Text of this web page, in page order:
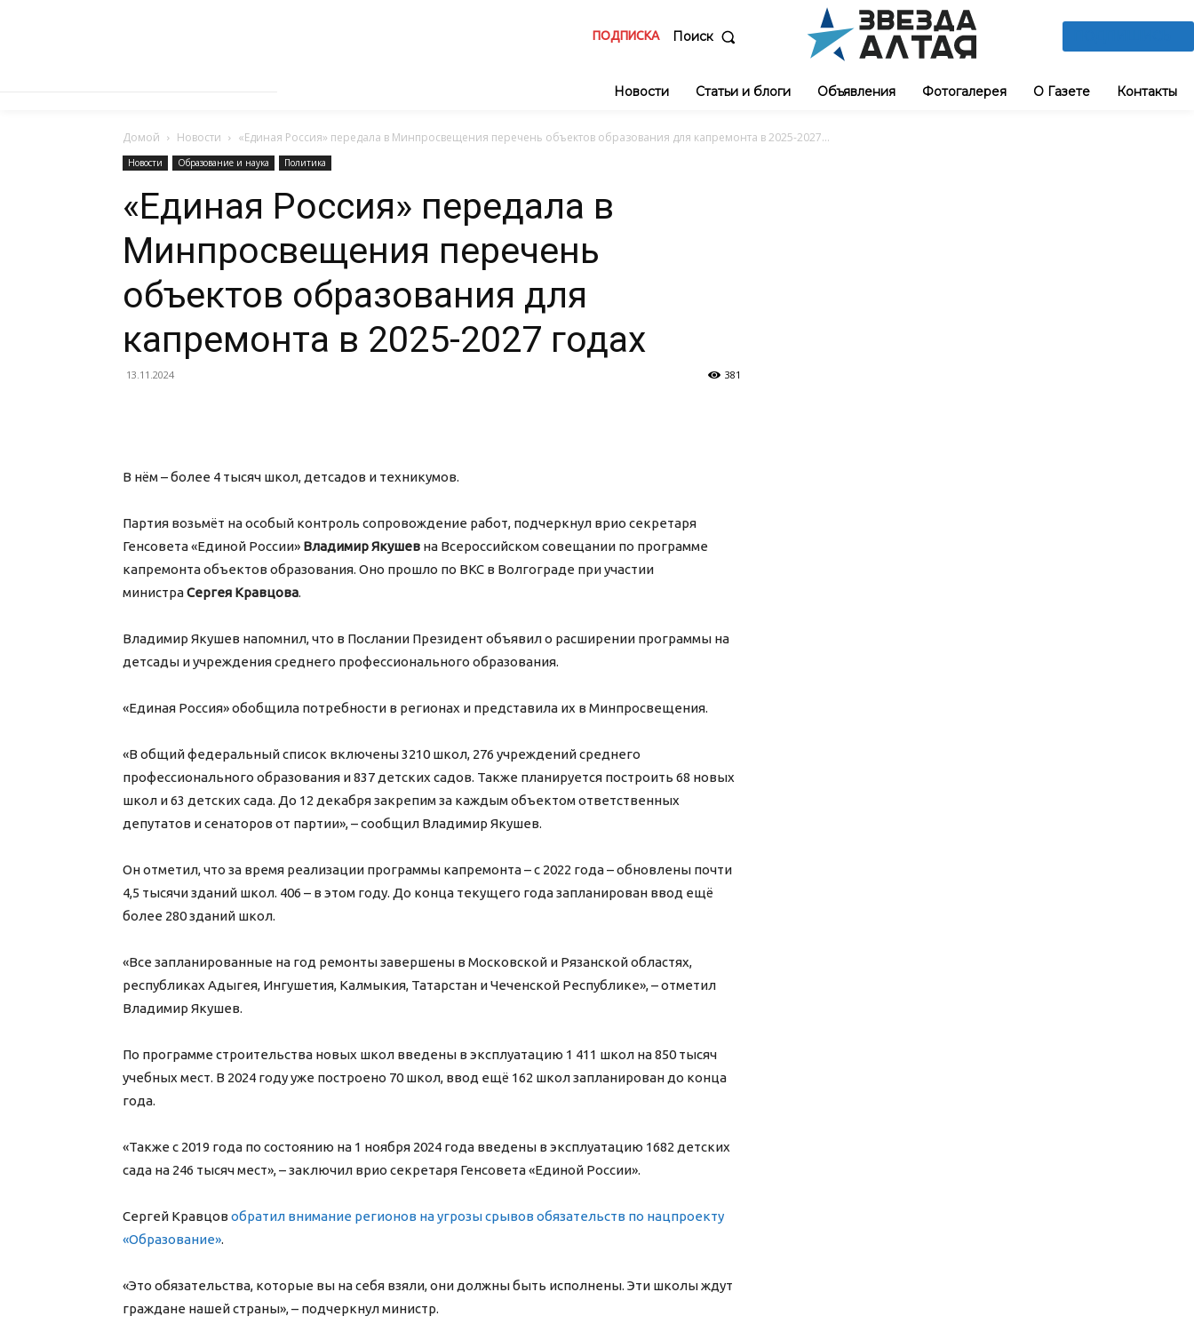
ПОДПИСКА Поиск
Новости Статьи и блоги Объявления Фотогалерея О Газете Контакты
Домой Новости «Единая Россия» передала в Минпросвещения перечень объектов образования для капремонта в 2025-2027...
Новости Образование и наука Политика
«Единая Россия» передала в
Минпросвещения перечень
объектов образования для
капремонта в 2025-2027 годах
13.11.2024 381
В нём – более 4 тысяч школ, детсадов и техникумов.
Партия возьмёт на особый контроль сопровождение работ, подчеркнул врио секретаря
Генсовета «Единой России» Владимир Якушев на Всероссийском совещании по программе
капремонта объектов образования. Оно прошло по ВКС в Волгограде при участии
министраСергея Кравцова.
Владимир Якушев напомнил, что в Послании Президент объявил о расширении программы на
детсады и учреждения среднего профессионального образования.
«Единая Россия» обобщила потребности в регионах и представила их в Минпросвещения.
«В общий федеральный список включены 3210 школ, 276 учреждений среднего
профессионального образования и 837 детских садов. Также планируется построить 68 новых
школ и 63 детских сада. До 12 декабря закрепим за каждым объектом ответственных
депутатов и сенаторов от партии», – сообщил Владимир Якушев.
Он отметил, что за время реализации программы капремонта – с 2022 года – обновлены почти
4,5 тысячи зданий школ. 406 – в этом году. До конца текущего года запланирован ввод ещё
более 280 зданий школ.
«Все запланированные на год ремонты завершены в Московской и Рязанской областях,
республиках Адыгея, Ингушетия, Калмыкия, Татарстан и Чеченской Республике», – отметил
Владимир Якушев.
По программе строительства новых школ введены в эксплуатацию 1 411 школ на 850 тысяч
учебных мест. В 2024 году уже построено 70 школ, ввод ещё 162 школ запланирован до конца
года.
«Также с 2019 года по состоянию на 1 ноября 2024 года введены в эксплуатацию 1682 детских
сада на 246 тысяч мест», – заключил врио секретаря Генсовета «Единой России».
Сергей Кравцов обратил внимание регионов на угрозы срывов обязательств по нацпроекту
«Образование».
«Это обязательства, которые вы на себя взяли, они должны быть исполнены. Эти школы ждут
граждане нашей страны», – подчеркнул министр.